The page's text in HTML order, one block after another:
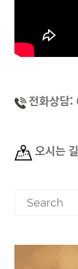
전화상담
오시는 길
Search
for: